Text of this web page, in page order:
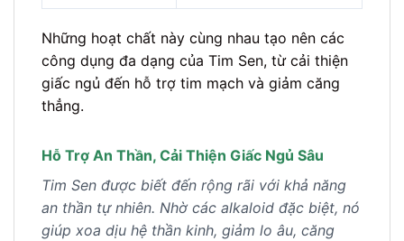
Những hoạt chất này cùng nhau tạo nên các
công dụng đa dạng của Tim Sen, từ cải thiện
giấc ngủ đến hỗ trợ tim mạch và giảm căng
thẳng.
Hỗ Trợ An Thần, Cải Thiện Giấc Ngủ Sâu
Tim Sen được biết đến rộng rãi với khả năng
an thần tự nhiên. Nhờ các alkaloid đặc biệt, nó
giúp xoa dịu hệ thần kinh, giảm lo âu, căng